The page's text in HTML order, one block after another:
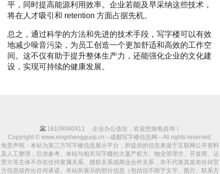
平，同时提高能源利用效率。企业若能及早采纳这些技术，
将在人才吸引和 retention 方面占据先机。
总之，通过科学的方法和先进的技术手段，写字楼可以有效
地减少噪音污染，为员工创造一个更加舒适和高效的工作空
间。这不仅有助于提升整体生产力，还能强化企业的文化建
设，实现可持续的健康发展。
18109080911
企业办公选址，欢迎您致电咨询！
Copyright © www.xingshengguoji.cn --成都写字楼信息网-- All rights reserved.
免责声明：本站为第三方写字楼信息展示平台，所提供的信息来源于互联网公开资料
及人工整理，仅供参考。本站与相关写字楼的大厦产权方、物业管理方、开发商、运
营方等主体不存在任何隶属关系、授权关系或商业合作关系，亦不代表其发布任何官
方信息或作出任何承诺。本站所展示的部分信息（包括但不限于文字、图片、联系方